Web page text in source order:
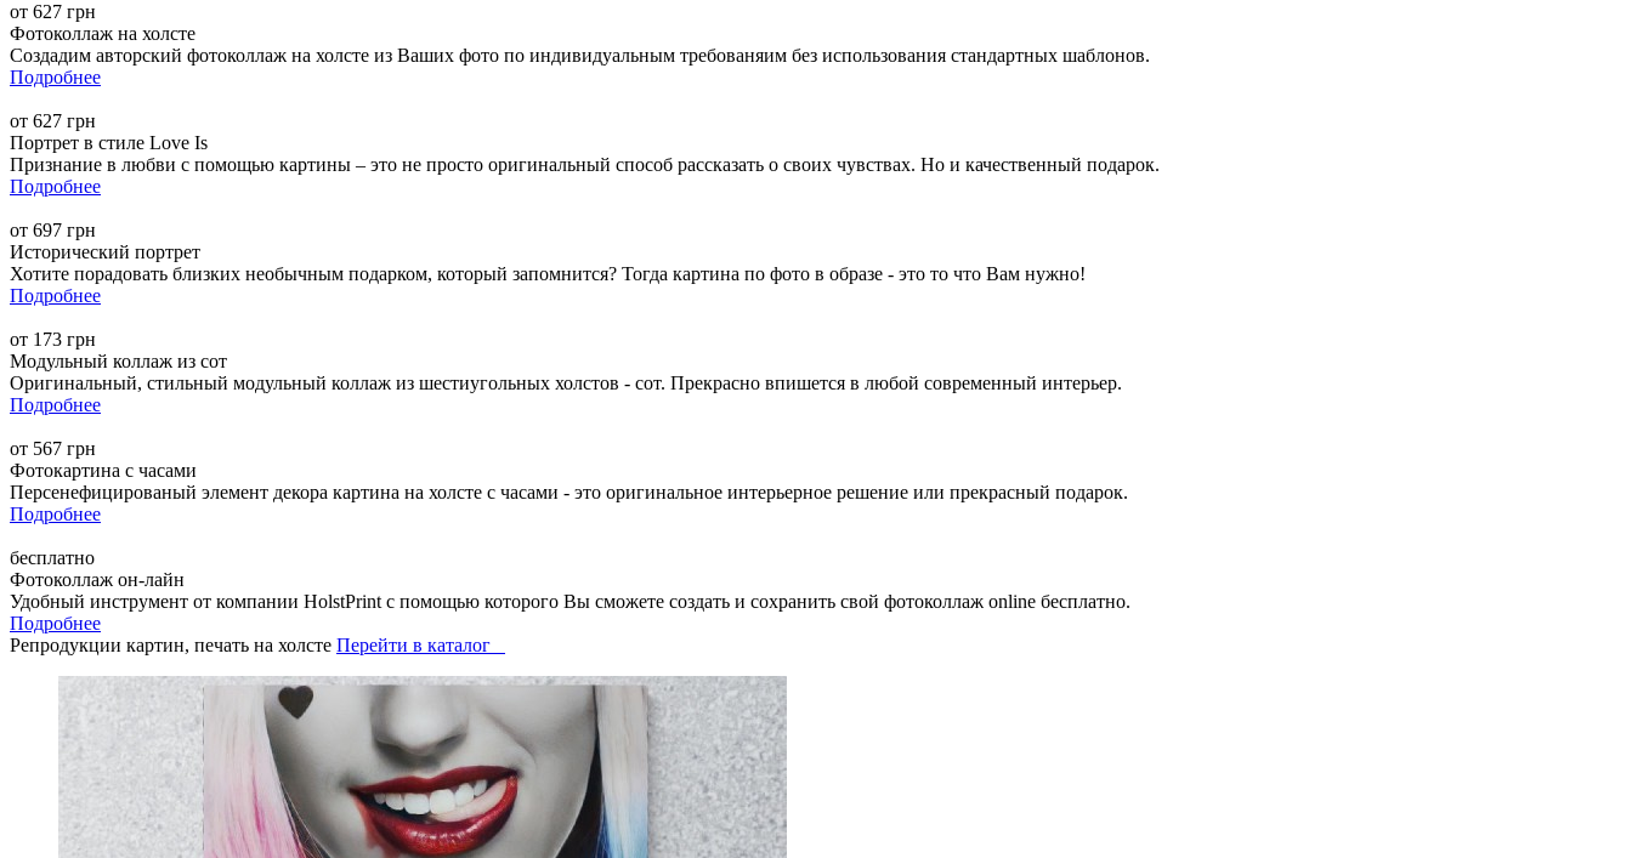
от 627 грн
Фотоколлаж на холсте
Создадим авторский фотоколлаж на холсте из Ваших фото по индивидуальным требованяим без использования стандартных шаблонов.
Подробнее
от 627 грн
Портрет в стиле Love Is
Признание в любви с помощью картины – это не просто оригинальный способ рассказать о своих чувствах. Но и качественный подарок.
Подробнее
от 697 грн
Исторический портрет
Хотите порадовать близких необычным подарком, который запомнится? Тогда картина по фото в образе - это то что Вам нужно!
Подробнее
от 173 грн
Модульный коллаж из сот
Оригинальный, стильный модульный коллаж из шестиугольных холстов - сот. Прекрасно впишется в любой современный интерьер.
Подробнее
от 567 грн
Фотокартина с часами
Персенефицированый элемент декора картина на холсте с часами - это оригинальное интерьерное решение или прекрасный подарок.
Подробнее
бесплатно
Фотоколлаж он-лайн
Удобный инструмент от компании HolstPrint с помощью которого Вы сможете создать и сохранить свой фотоколлаж online бесплатно.
Подробнее
Репродукции картин, печать на холсте Перейти в каталог